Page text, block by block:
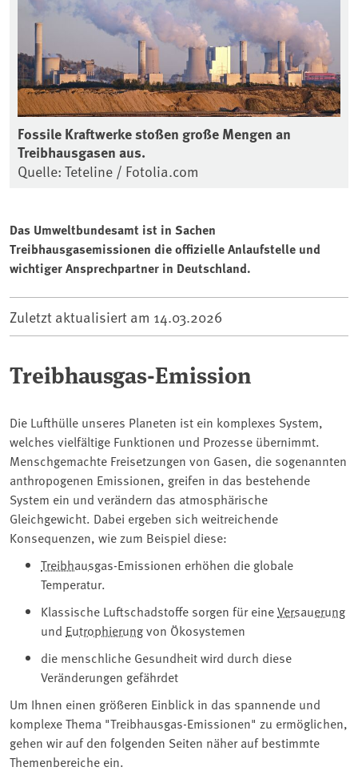
Fossile Kraftwerke stoßen große Mengen an
Treibhausgasen aus.
Quelle: Teteline / Fotolia.com
Das Umweltbundesamt ist in Sachen
Treibhausgasemissionen die offizielle Anlaufstelle und
wichtiger Ansprechpartner in Deutschland.
Zuletzt aktualisiert am 14.03.2026
Treibhausgas-Emission
Die Lufthülle unseres Planeten ist ein komplexes System,
welches vielfältige Funktionen und Prozesse übernimmt.
Menschgemachte Freisetzungen von Gasen, die sogenannten
anthropogenen Emissionen, greifen in das bestehende
System ein und verändern das atmosphärische
Gleichgewicht. Dabei ergeben sich weitreichende
Konsequenzen, wie zum Beispiel diese:
Treibhausgas-Emissionen erhöhen die globale
Temperatur.
Klassische Luftschadstoffe sorgen für eineVersauerung
und Eutrophierungvon Ökosystemen
die menschliche Gesundheit wird durch diese
Veränderungen gefährdet
Um Ihnen einen größeren Einblick in das spannende und
komplexe Thema "Treibhausgas-Emissionen" zu ermöglichen,
gehen wir auf den folgenden Seiten näher auf bestimmte
Themenbereiche ein.